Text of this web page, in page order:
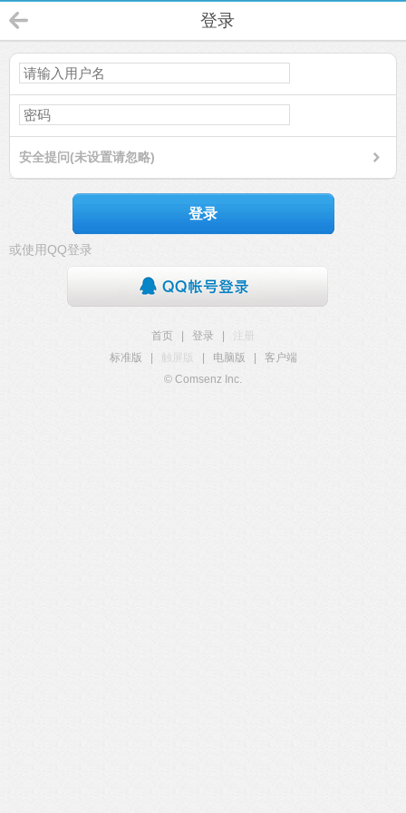
登录
安全提问(未设置请忽略)
登录
或使用QQ登录
首页 登录
注册
标准版
触屏版 电脑版
客户端
© Comsenz Inc.